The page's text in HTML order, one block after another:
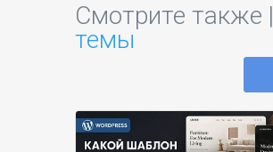
Смотрите также |
темы